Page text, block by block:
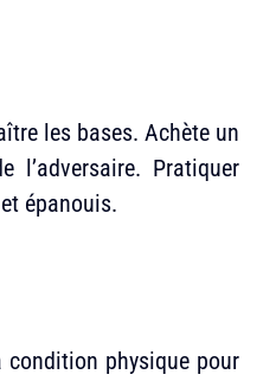
les bases. Achète un
Pratiquer
épanouis.
physique pour